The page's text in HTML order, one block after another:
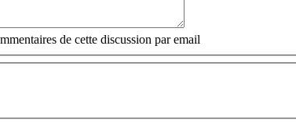
de cette discussion par email